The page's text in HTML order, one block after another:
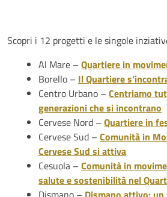
Scopri i 12 progetti e le singole
Al Mare – Quartiere in
Borello – Il Quartiere
Centro Urbano – Centriamo
generazioni che si incontrano
Cervese Nord – Quartiere in
Cervese Sud – Comunità in
Cervese Sud si attiva
Cesuola – Comunità in
salute e sostenibilità nel